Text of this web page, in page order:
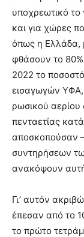
υποχρεωτικό
και για χώρες
όπως η Ελλάδα,
φθάσουν το 80%
2022 το
εισαγωγών ΥΦΑ,
ρωσικού
πενταετίας
αποσκοπούσαν
συντηρήσεων
ανακόψουν
Γι’ αυτόν
έπεσαν από το
το πρώτο